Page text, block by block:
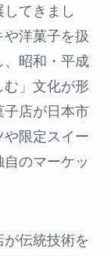
てきまし
洋菓子を扱
、昭和・平成
」文化が形
子店が日本市
限定スイー
のマーケッ
伝統技術を